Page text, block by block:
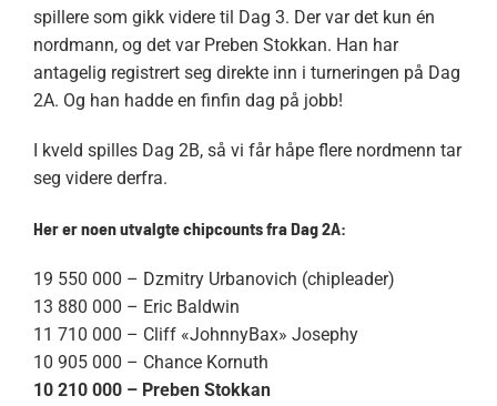
spillere som gikk videre til Dag 3. Der var det kun én
nordmann, og det var Preben Stokkan. Han har
antagelig registrert seg direkte inn i turneringen på Dag
2A. Og han hadde en finfin dag på jobb!
I kveld spilles Dag 2B, så vi får håpe flere nordmenn tar
seg videre derfra.
Her er noen utvalgte chipcounts fra Dag 2A:
19 550 000 – Dzmitry Urbanovich (chipleader)
13 880 000 – Eric Baldwin
11 710 000 – Cliff «JohnnyBax» Josephy
10 905 000 – Chance Kornuth
10 210 000 – Preben Stokkan